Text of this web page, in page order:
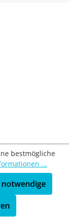
bestmögliche
...